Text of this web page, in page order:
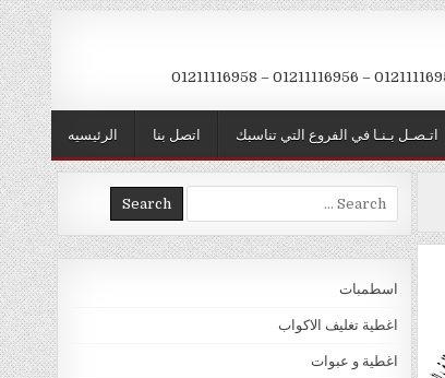
الرئيسيه اتصل بنا اتـصـل بـنـا في الفروع التي تناسبك
Search
for:
اسطمبات
اغطية تغليف الاكواب
اغطية و عبوات